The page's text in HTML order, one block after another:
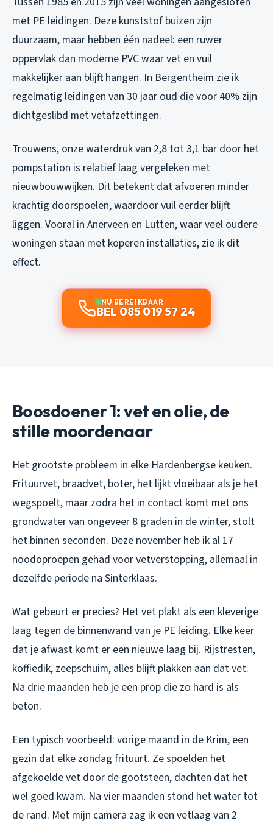
met PE leidingen. Deze kunststof buizen zijn
duurzaam, maar hebben één nadeel: een ruwer
oppervlak dan moderne PVC waar vet en vuil
makkelijker aan blijft hangen. In Bergentheim zie ik
regelmatig leidingen van 30 jaar oud die voor 40% zijn
dichtgeslibd met vetafzettingen.
Trouwens, onze waterdruk van 2,8 tot 3,1 bar door het
pompstation is relatief laag vergeleken met
nieuwbouwwijken. Dit betekent dat afvoeren minder
krachtig doorspoelen, waardoor vuil eerder blijft
liggen. Vooral in Anerveen en Lutten, waar veel oudere
woningen staan met koperen installaties, zie ik dit
effect.
NU BEREIKBAAR
BEL 085 019 57 24
Boosdoener 1: vet en olie, de
stille moordenaar
Het grootste probleem in elke Hardenbergse keuken.
Frituurvet, braadvet, boter, het lijkt vloeibaar als je het
wegspoelt, maar zodra het in contact komt met ons
grondwater van ongeveer 8 graden in de winter, stolt
het binnen seconden. Deze november heb ik al 17
noodoproepen gehad voor vetverstopping, allemaal in
dezelfde periode na Sinterklaas.
Wat gebeurt er precies? Het vet plakt als een kleverige
laag tegen de binnenwand van je PE leiding. Elke keer
dat je afwast komt er een nieuwe laag bij. Rijstresten,
koffiedik, zeepschuim, alles blijft plakken aan dat vet.
Na drie maanden heb je een prop die zo hard is als
beton.
Een typisch voorbeeld: vorige maand in de Krim, een
gezin dat elke zondag frituurt. Ze spoelden het
afgekoelde vet door de gootsteen, dachten dat het
wel goed kwam. Na vier maanden stond het water tot
de rand. Met mijn camera zag ik een vetlaag van 2